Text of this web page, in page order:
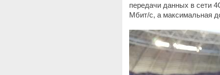
передачи данных в сети
Мбит/с, а максимальная